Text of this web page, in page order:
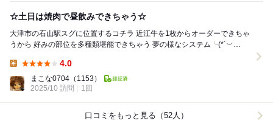
☆土日は焼肉で昼飲みできちゃう☆
大津市の石山駅スグに位置するコチラ 近江牛を1枚からオーダーできちゃ
うから 好みの部位を多種類堪能できちゃう 夢の様なシステム╰(*´︶
4.0
まこな0704 （1153）
2025/10 訪問
1回
口コミをもっと見る（52人）